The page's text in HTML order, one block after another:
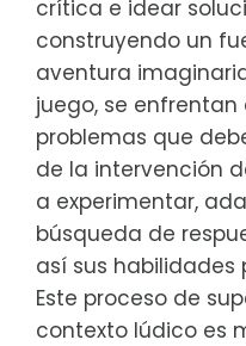
crítica e idear
construyendo un
aventura
juego, se
problemas que
de la intervención
a experimentar,
búsqueda de
así sus habilidades
Este proceso de
contexto lúdico es